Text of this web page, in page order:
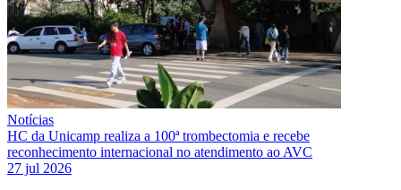
Notícias
HC da Unicamp realiza a 100ª trombectomia e recebe
reconhecimento internacional no atendimento ao AVC
27 jul 2026